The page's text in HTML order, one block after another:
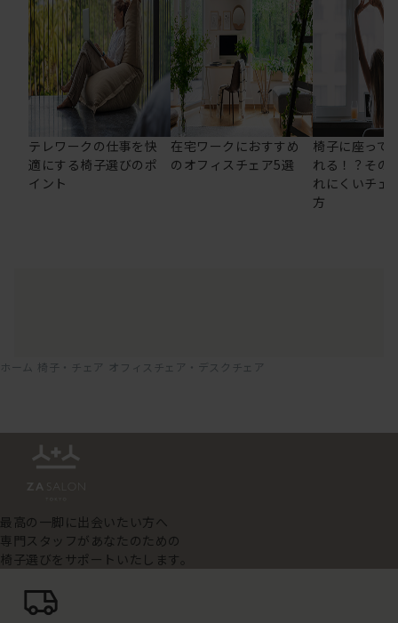
テレワークの仕事を快
適にする椅子選びのポ
イント
在宅ワークにおすすめ
のオフィスチェア5選
椅子に座って
れる！？その
れにくいチェ
方
ホーム 椅子・チェア オフィスチェア・デスクチェア
最高の一脚に出会いたい方へ
専門スタッフがあなたのための
椅子選びをサポートいたします。